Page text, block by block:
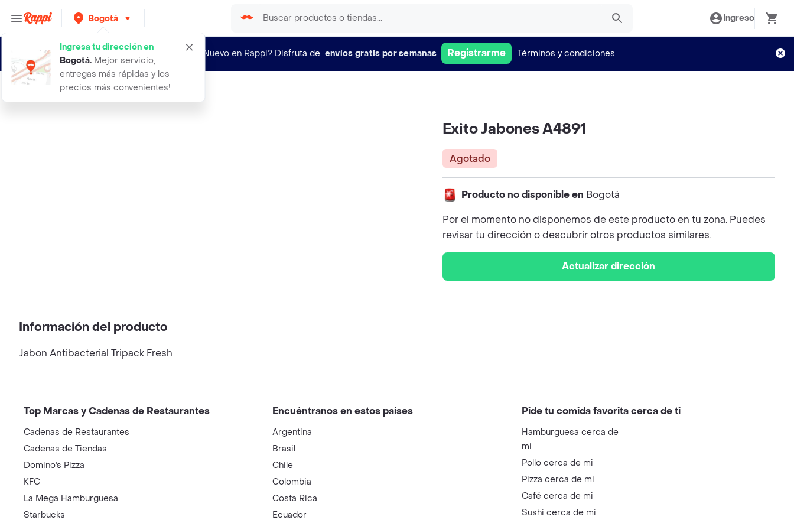
Bogotá
Ingresa tu dirección en
Bogotá. Mejor servicio,
entregas más rápidas y los
precios más convenientes!
Ingreso
¿Nuevo en Rappi? Disfruta de envíos gratis por semanas Registrarme Términos y condiciones
exito jabones a4891
Exito Jabones A4891
Agotado
Producto no disponible en Bogotá
Por el momento no disponemos de este producto en tu zona. Puedes
revisar tu dirección o descubrir otros productos similares.
Actualizar dirección
Información del producto
Jabon Antibacterial Tripack Fresh
Top Marcas y Cadenas de Restaurantes
Cadenas de Restaurantes
Cadenas de Tiendas
Domino's Pizza
KFC
La Mega Hamburguesa
Starbucks
Encuéntranos en estos países
Argentina
Brasil
Chile
Colombia
Costa Rica
Ecuador
Pide tu comida favorita cerca de ti
Hamburguesa cerca de
mi
Pollo cerca de mi
Pizza cerca de mi
Café cerca de mi
Sushi cerca de mi